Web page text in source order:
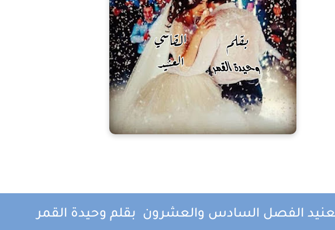
الفصل السادس والعشرون بقلم وحيدة القمر